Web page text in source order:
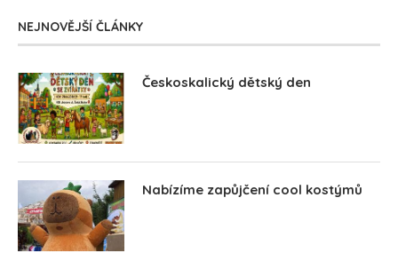
NEJNOVĚJŠÍ ČLÁNKY
Českoskalický dětský den
Nabízíme zapůjčení cool kostýmů